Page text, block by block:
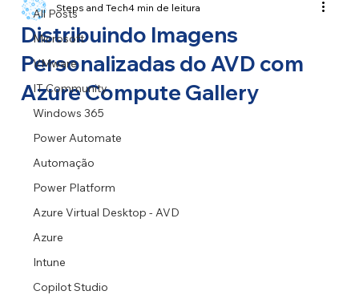
All Posts
Microsoft
VMware
IT Community
Windows 365
Power Automate
Automação
Power Platform
Azure Virtual Desktop - AVD
Azure
Intune
Copilot Studio
Distribuindo Imagens
Personalizadas do AVD com
Azure Compute Gallery
Steps and Tech4 min de leitura